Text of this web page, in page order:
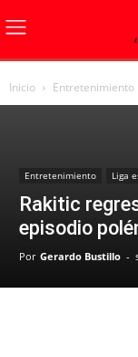
Inicio Entretenimiento
Entretenimiento Liga
Rakitic
episodio
Por Gerardo Bustillo -